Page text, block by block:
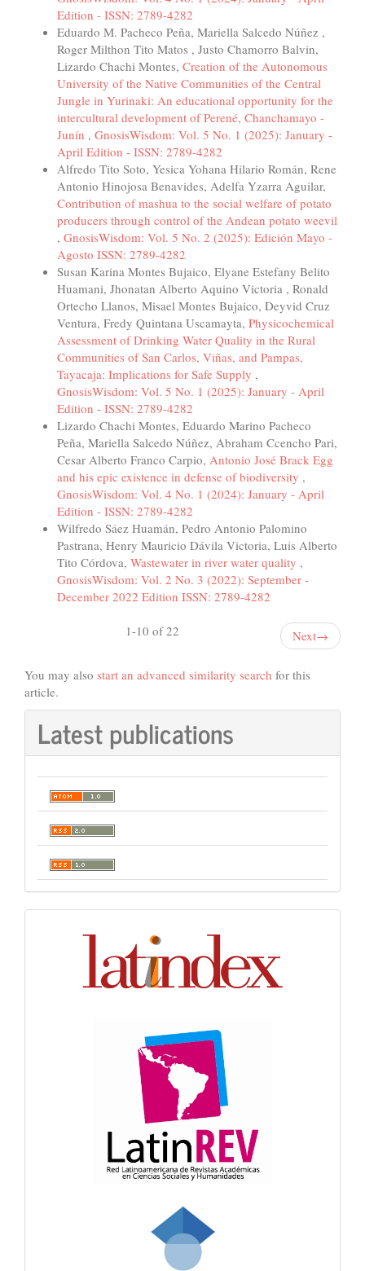
Edition - ISSN: 2789-4282
Eduardo M. Pacheco Peña, Mariella Salcedo Núñez ,
Roger Milthon Tito Matos , Justo Chamorro Balvin,
Lizardo Chachi Montes, Creation of the Autonomous
University of the Native Communities of the Central
Jungle in Yurinaki: An educational opportunity for the
intercultural development of Perené, Chanchamayo -
Junín , GnosisWisdom: Vol. 5 No. 1 (2025): January -
April Edition - ISSN: 2789-4282
Alfredo Tito Soto, Yesica Yohana Hilario Román, Rene
Antonio Hinojosa Benavides, Adelfa Yzarra Aguilar,
Contribution of mashua to the social welfare of potato
producers through control of the Andean potato weevil
, GnosisWisdom: Vol. 5 No. 2 (2025): Edición Mayo -
Agosto ISSN: 2789-4282
Susan Karina Montes Bujaico, Elyane Estefany Belito
Huamani, Jhonatan Alberto Aquino Victoria , Ronald
Ortecho Llanos, Misael Montes Bujaico, Deyvid Cruz
Ventura, Fredy Quintana Uscamayta, Physicochemical
Assessment of Drinking Water Quality in the Rural
Communities of San Carlos, Viñas, and Pampas,
Tayacaja: Implications for Safe Supply ,
GnosisWisdom: Vol. 5 No. 1 (2025): January - April
Edition - ISSN: 2789-4282
Lizardo Chachi Montes, Eduardo Marino Pacheco
Peña, Mariella Salcedo Núñez, Abraham Ccencho Pari,
Cesar Alberto Franco Carpio, Antonio José Brack Egg
and his epic existence in defense of biodiversity ,
GnosisWisdom: Vol. 4 No. 1 (2024): January - April
Edition - ISSN: 2789-4282
Wilfredo Sáez Huamán, Pedro Antonio Palomino
Pastrana, Henry Mauricio Dávila Victoria, Luis Alberto
Tito Córdova, Wastewater in river water quality ,
GnosisWisdom: Vol. 2 No. 3 (2022): September -
December 2022 Edition ISSN: 2789-4282
1-10 of 22 Next→
You may also start an advanced similarity search for this
article.
Latest publications
Indexación